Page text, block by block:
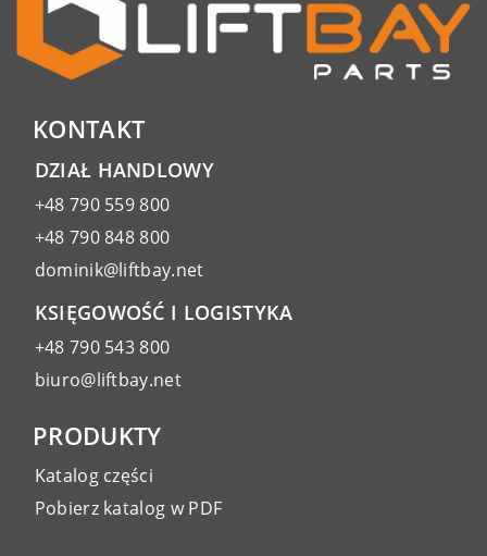
KONTAKT
DZIAŁ HANDLOWY
+48 790 559 800
+48 790 848 800
dominik@liftbay.net
KSIĘGOWOŚĆ I LOGISTYKA
+48 790 543 800
biuro@liftbay.net
PRODUKTY
Katalog części
Pobierz katalog w PDF